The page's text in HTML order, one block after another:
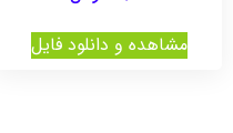
مشاهده و دانلود فایل